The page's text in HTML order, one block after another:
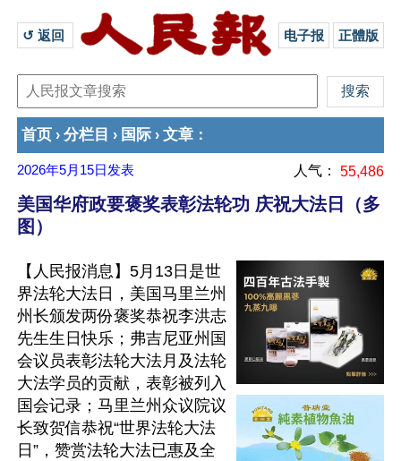
↺ 返回 电子报 正體版
首页 › 分栏目 › 国际 › 文章 ：
2026年5月15日 发表 人气： 55,486
美国华府政要褒奖表彰法轮功 庆祝大法日（多
图）
【人民报消息】5月13日是世
界法轮大法日，美国马里兰州
州长颁发两份褒奖恭祝李洪志
先生生日快乐；弗吉尼亚州国
会议员表彰法轮大法月及法轮
大法学员的贡献，表彰被列入
国会记录；马里兰州众议院议
长致贺信恭祝“世界法轮大法
日”，赞赏法轮大法已惠及全